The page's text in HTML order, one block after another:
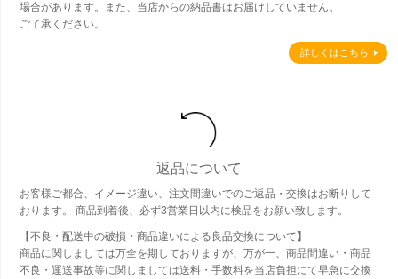
場合があります。また、当店からの納品書はお届けしていません。
ご了承ください。
詳しくはこちら
返品について
お客様ご都合、イメージ違い、注文間違いでのご返品・交換はお断りして
おります。 商品到着後、必ず3営業日以内に検品をお願い致します。
【不良・配送中の破損・商品違いによる良品交換について】
商品に関しましては万全を期しておりますが、万が一、商品間違い・商品
不良・運送事故等に関しましては送料・手数料を当店負担にて早急に交換